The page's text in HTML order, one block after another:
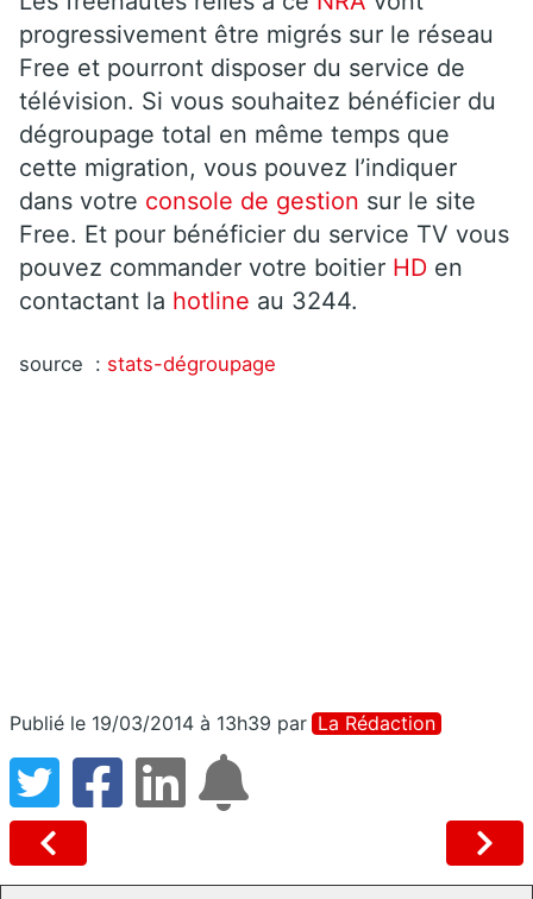
progressivement être migrés sur le réseau
Free et pourront disposer du service de
télévision. Si vous souhaitez bénéficier du
dégroupage total en même temps que
cette migration, vous pouvez l’indiquer
dans votre console de gestion sur le site
Free. Et pour bénéficier du service TV vous
pouvez commander votre boitier HD en
contactant la hotline au 3244.
source : stats-dégroupage
Publié le 19/03/2014 à 13h39 par La Rédaction